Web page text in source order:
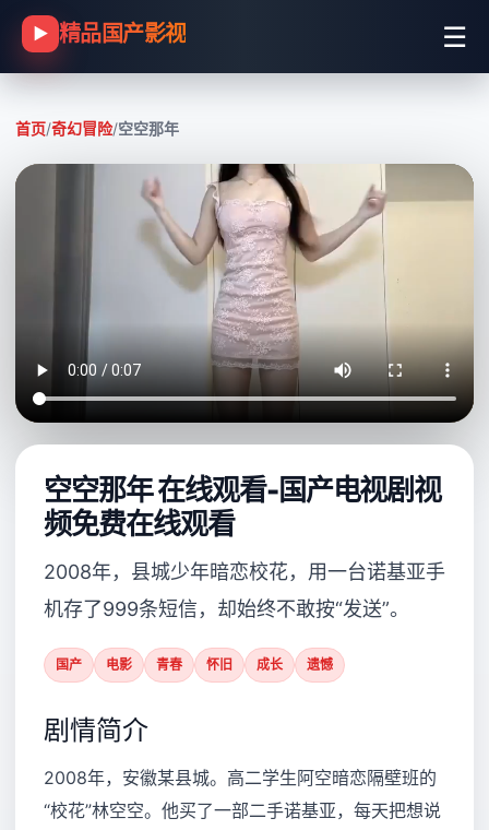
▶ 精品国产影视 ☰
首页/奇幻冒险/空空那年
空空那年 在线观看-国产电视剧视
频免费在线观看
2008年，县城少年暗恋校花，用一台诺基亚手
机存了999条短信，却始终不敢按“发送”。
国产 电影 青春 怀旧 成长 遗憾
剧情简介
2008年，安徽某县城。高二学生阿空暗恋隔壁班的
“校花”林空空。他买了一部二手诺基亚，每天把想说